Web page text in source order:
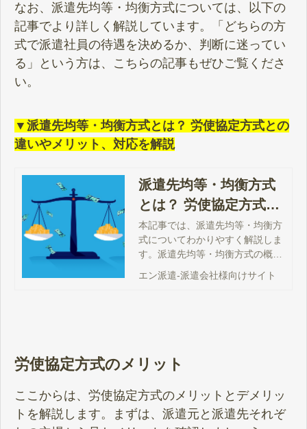
なお、派遣先均等・均衡方式については、以下の
記事でより詳しく解説しています。「どちらの方
式で派遣社員の待遇を決めるか、判断に迷ってい
る」という方は、こちらの記事もぜひご覧くださ
い。
▼派遣先均等・均衡方式とは？ 労使協定方式との
違いやメリット、対応を解説
派遣先均等・均衡方式
とは？ 労使協定方式と
の違いやメリット、対
応を解説
本記事では、派遣先均等・均衡方
式についてわかりやすく解説しま
す。派遣先均等・均衡方式の概要
や労使協定方式との違い、メリッ
ト・デメリット、対応すべきこと
エン派遣-派遣会社様向けサイト
労使協定方式のメリット
ここからは、労使協定方式のメリットとデメリッ
トを解説します。まずは、派遣元と派遣先それぞ